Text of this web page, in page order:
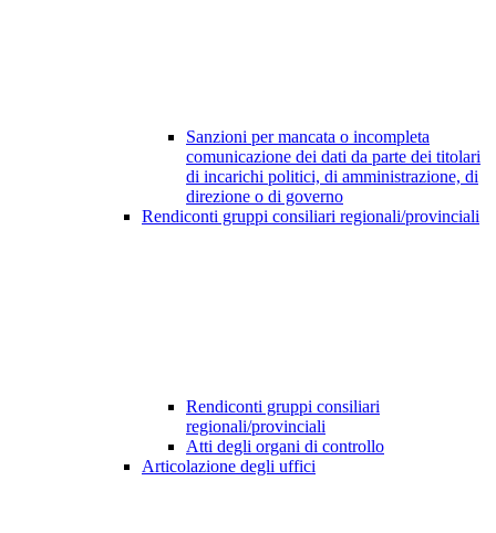
Sanzioni per mancata o incompleta
comunicazione dei dati da parte dei titolari
di incarichi politici, di amministrazione, di
direzione o di governo
Rendiconti gruppi consiliari regionali/provinciali
Rendiconti gruppi consiliari
regionali/provinciali
Atti degli organi di controllo
Articolazione degli uffici